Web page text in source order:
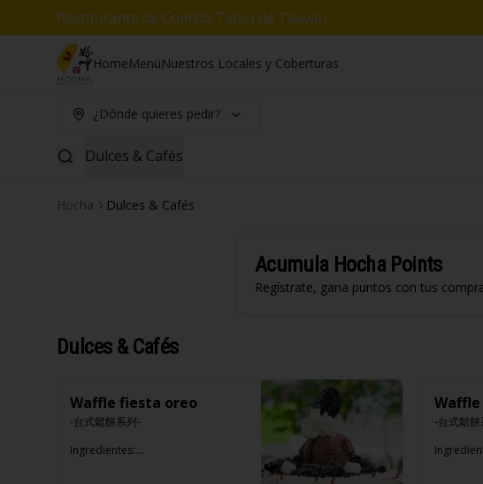
Restaurante de Comida Típica de Taiwan
HomeMenúNuestros Locales y Coberturas
¿Dónde quieres pedir?
Dulces & Cafés
Hocha Dulces & Cafés
Acumula Hocha Points
Regístrate, gana puntos con tus
Dulces & Cafés
Waffle fiesta oreo
-台式鬆餅系列-
Ingredientes:
-台式鬆餅